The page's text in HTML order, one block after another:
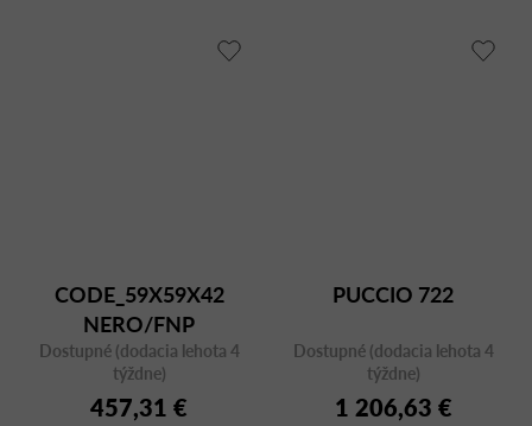
CODE_59X59X42
NERO/FNP
Dostupné (dodacia lehota 4
týždne)
457,31 €
PUCCIO 722
Dostupné (dodacia lehota 4
týždne)
1 206,63 €